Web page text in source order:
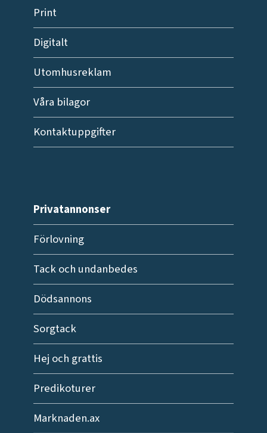
Print
Digitalt
Utomhusreklam
Våra bilagor
Kontaktuppgifter
Privatannonser
Förlovning
Tack och undanbedes
Dödsannons
Sorgtack
Hej och grattis
Predikoturer
Marknaden.ax